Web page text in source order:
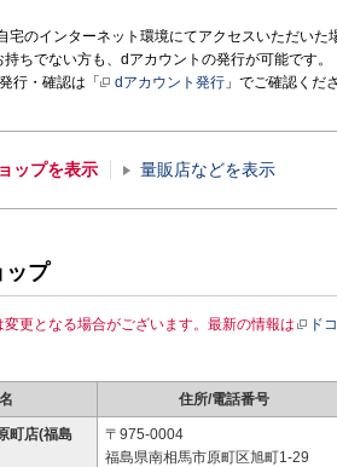
宅のインターネット環境にてアクセスいただい
ちでない方も、dアカウントの発行が可能です。
行・確認は「
dアカウント発行 」でご確認くだ
ップを表示 量販店などを表示
ップ
更となる場合がございます。最新の情報は ド
住所/電話番号
町店(福島
〒975-0004
福島県南相馬市原町区旭町1-29